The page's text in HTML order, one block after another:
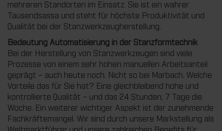
mehreren Standorten im Einsatz. Sie ist ein wahrer
Tausendsassa und steht für höchste Produktivität und
Qualität bei der Stanzwerkzeugherstellung.
Bedeutung Automatisierung in der Stanzformtechnik
Bei der Herstellung von Stanzwerkzeugen sind viele
Prozesse von einem sehr hohen manuellen Arbeitsanteil
geprägt – auch heute noch. Nicht so bei Marbach. Welche
Vorteile das für Sie hat? Eine gleichbleibend hohe und
kontrollierte Qualität – und das 24 Stunden, 7 Tage die
Woche. Ein weiterer wichtiger Aspekt ist der zunehmende
Fachkräftemangel. Wir sind durch unsere Markstellung als